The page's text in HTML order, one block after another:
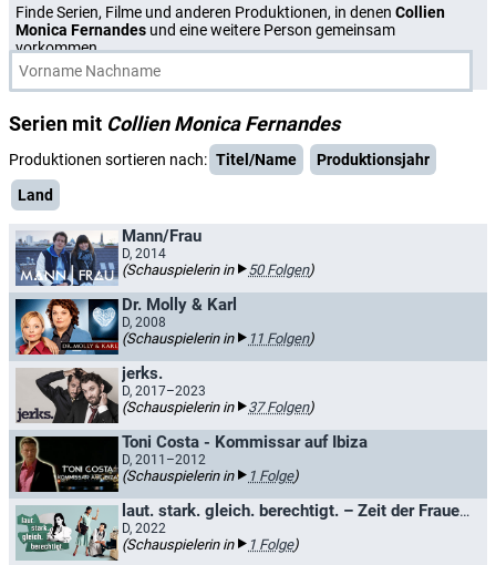
Finde Serien, Filme und anderen Produktionen, in denen Collien
Monica Fernandes und eine weitere Person gemeinsam
vorkommen.
Serien mit Collien Monica Fernandes
Produktionen sortieren nach: Titel/Name
Produktionsjahr
Land
Mann/Frau
D, 2014
(Schauspielerin in 50 Folgen)
Dr. Molly & Karl
D, 2008
(Schauspielerin in 11 Folgen)
jerks.
D, 2017–2023
(Schauspielerin in 37 Folgen)
Toni Costa - Kommissar auf Ibiza
D, 2011–2012
(Schauspielerin in 1 Folge)
laut. stark. gleich. berechtigt. – Zeit der Frauen - mit Collien Ulmen-Fernandes
D, 2022
(Schauspielerin in 1 Folge)